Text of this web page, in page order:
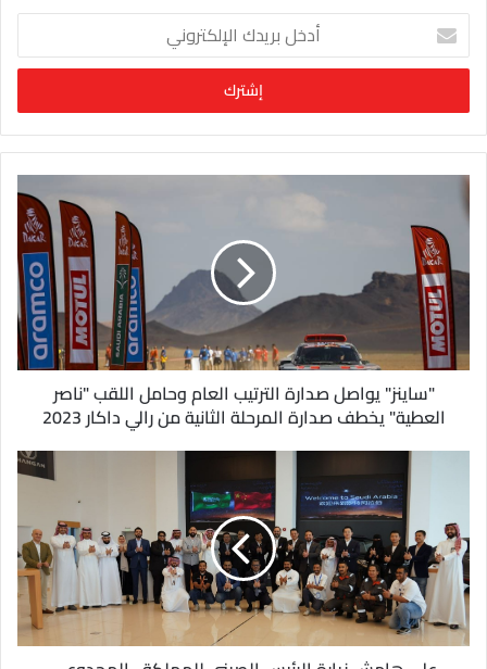
خ
ب
ر
ي
د
ك
ا
إ
ر
"ساينز" يواصل صدارة الترتيب العام وحامل اللقب "ناصر
العطية" يخطف صدارة المرحلة الثانية من رالي داكار 2023